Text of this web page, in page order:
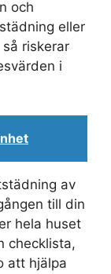
och
eller
riskerar
i
av
till din
hela huset
checklista,
att hjälpa